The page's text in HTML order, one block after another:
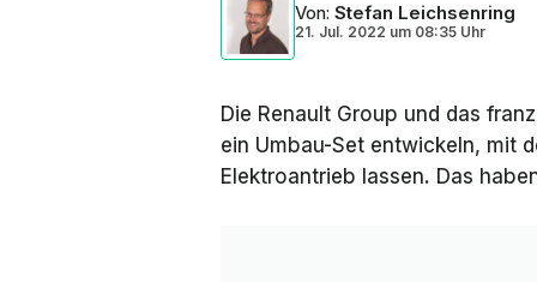
Von: Stefan Leichsenring
21. Jul. 2022 um 08:35 Uhr
Die Renault Group und das
ein Umbau-Set entwickeln, mit
Elektroantrieb lassen. Das